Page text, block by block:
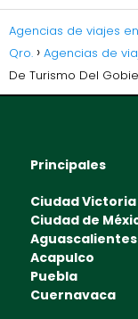
Agencias de viajes
Qro.
Agencias de
De Turismo Del
Principales
Ciudad Victoria
Ciudad de
Aguascalientes
Acapulco
Puebla
Cuernavaca